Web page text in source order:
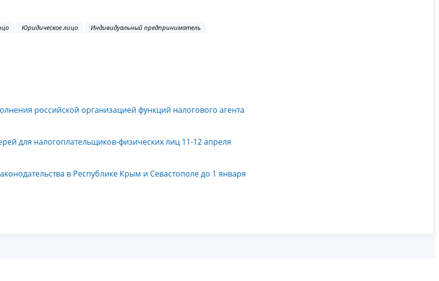
Юридическое лицо Индивидуальный предприниматель
российской организацией функций налогового агента
для налогоплательщиков-физических лиц 11-12 апреля
в Республике Крым и Севастополе до 1 января